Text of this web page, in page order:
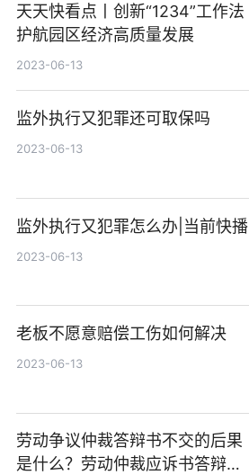
天天快看点丨创新“1234”工作法
护航园区经济高质量发展
2023-06-13
监外执行又犯罪还可取保吗
2023-06-13
监外执行又犯罪怎么办|当前快播
2023-06-13
老板不愿意赔偿工伤如何解决
2023-06-13
劳动争议仲裁答辩书不交的后果
是什么？劳动仲裁应诉书答辩状